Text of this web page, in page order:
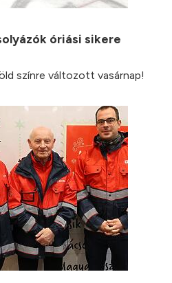
óriási sikere
színre változott vasárnap!